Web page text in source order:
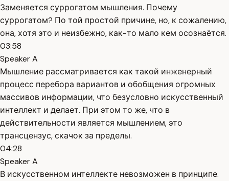
Заменяется суррогатом мышления. Почему
суррогатом? По той простой причине, но, к сожалению,
она, хотя это и неизбежно, как-то мало кем осознаётся.
03:58
Speaker A
Мышление рассматривается как такой инженерный
процесс перебора вариантов и обобщения огромных
массивов информации, что безусловно искусственный
интеллект и делает. При этом то же, что в
действительности является мышлением, это
трансцензус, скачок за пределы.
04:28
Speaker A
В искусственном интеллекте невозможен в принципе.